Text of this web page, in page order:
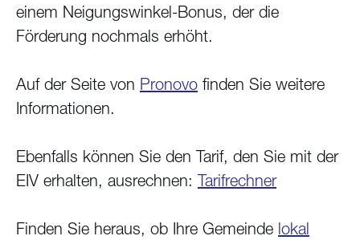
einem Neigungswinkel-Bonus, der die
Förderung nochmals erhöht.
Auf der Seite von Pronovo finden Sie weitere
Informationen.
Ebenfalls können Sie den Tarif, den Sie mit der
EIV erhalten, ausrechnen: Tarifrechner
Finden Sie heraus, ob Ihre Gemeinde lokal